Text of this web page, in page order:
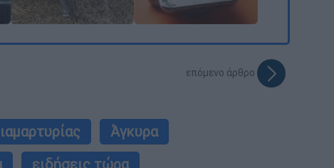
επόμενο άρθρο
Άγκυρα
ειδήσεις τώρα